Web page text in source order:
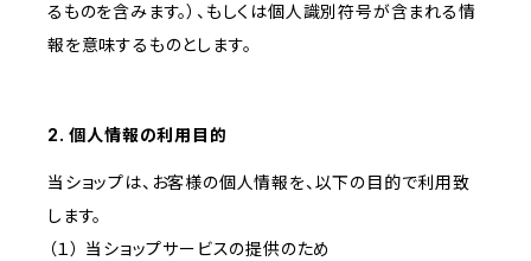
るものを含みます。）、もしくは個人識別符号が含まれる情
報を意味するものとします。
2. 個人情報の利用目的
当ショップは、お客様の個人情報を、以下の目的で利用致
します。
（１） 当ショップサービスの提供のため